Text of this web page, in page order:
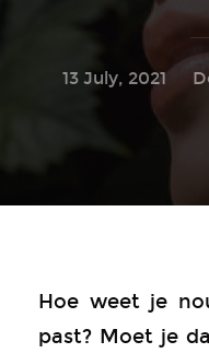
13 July, 2021
Hoe weet je
past? Moet je